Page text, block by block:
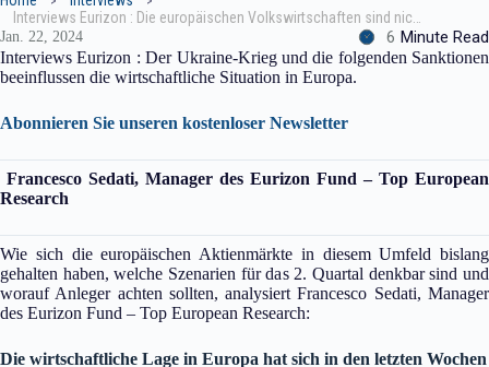
Interviews Eurizon : Die europäischen Volkswirtschaften sind nicht in gleichem Maße von russischem Gas abhängig
Jan. 22, 2024 6 Minute Read
Interviews Eurizon : Der Ukraine-Krieg und die folgenden Sanktionen
beeinflussen die wirtschaftliche Situation in Europa.
Abonnieren Sie unseren kostenloser Newsletter
Francesco Sedati, Manager des Eurizon Fund – Top European
Research
Wie sich die europäischen Aktienmärkte in diesem Umfeld bislang
gehalten haben, welche Szenarien für das 2. Quartal denkbar sind und
worauf Anleger achten sollten, analysiert Francesco Sedati, Manager
des Eurizon Fund – Top European Research:
Die wirtschaftliche Lage in Europa hat sich in den letzten Wochen